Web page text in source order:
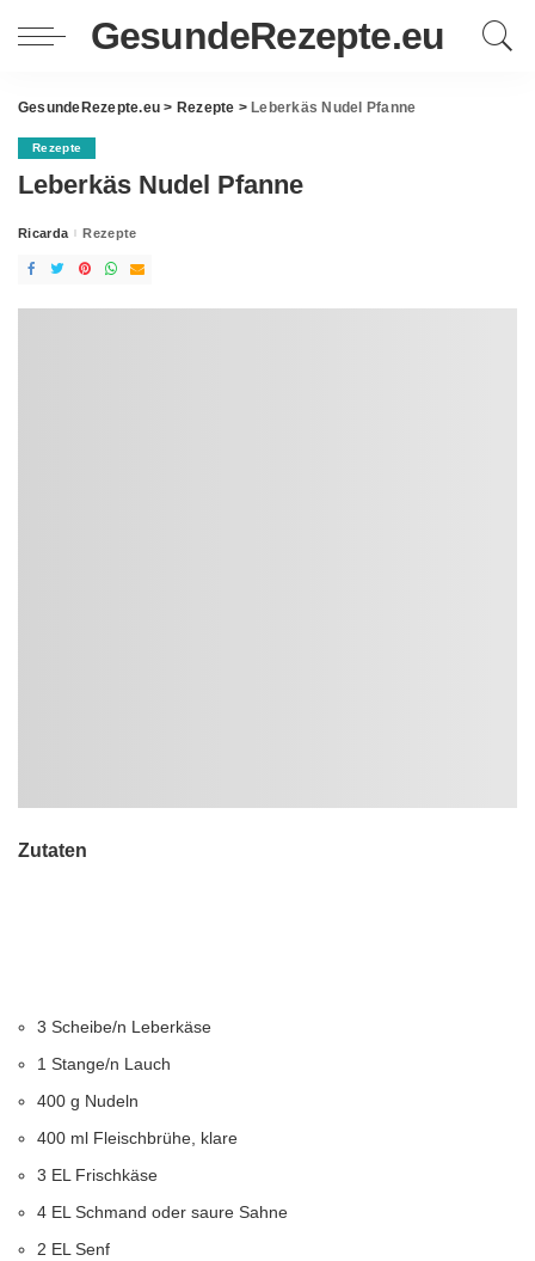
GesundeRezepte.eu
GesundeRezepte.eu > Rezepte > Leberkäs Nudel Pfanne
Rezepte
Leberkäs Nudel Pfanne
Posted
Ricarda Rezepte
Zutaten
3 Scheibe/n Leberkäse
1 Stange/n Lauch
400 g Nudeln
400 ml Fleischbrühe, klare
3 EL Frischkäse
4 EL Schmand oder saure Sahne
2 EL Senf